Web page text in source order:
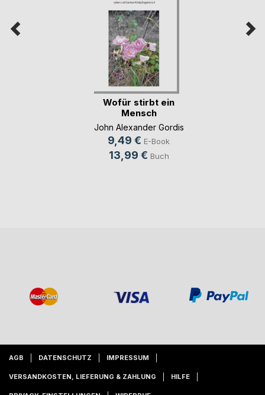
Wofür stirbt ein
Mensch
John Alexander Gordis
9,49 € E-Book
13,99 € Buch
AGB DATENSCHUTZ IMPRESSUM
VERSANDKOSTEN, LIEFERUNG & ZAHLUNG HILFE